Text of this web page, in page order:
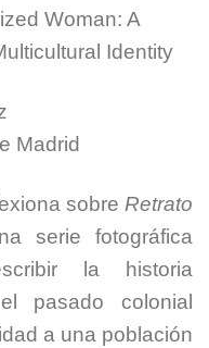
Woman: A
Identity
Madrid
sobre Retrato
serie fotográfica
la historia
pasado colonial
a una población